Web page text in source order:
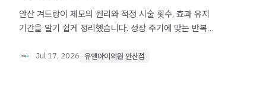
안산 겨드랑이 제모의 원리와 적정 시술 횟수, 효과 유지
기간을 알기 쉽게 정리했습니다. 성장 주기에 맞는 반복
Jul 17, 2026 유앤아이의원 안산점